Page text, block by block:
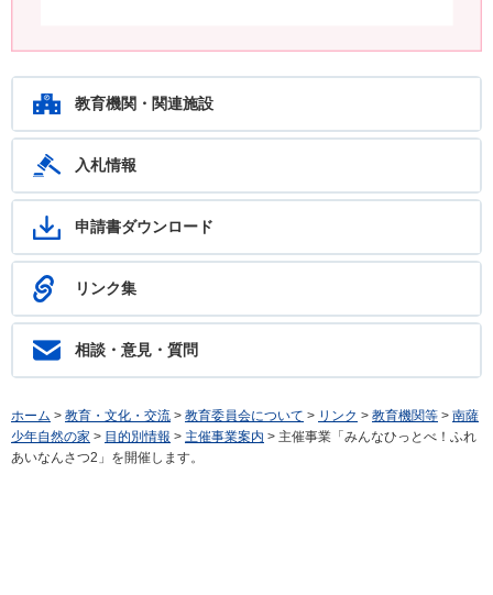
ます。フリーダイヤル：0120-783-574
教育機関・関連施設
入札情報
申請書ダウンロード
リンク集
相談・意見・質問
ホーム > 教育・文化・交流 > 教育委員会について > リンク > 教育機関等 > 南薩
少年自然の家 > 目的別情報 > 主催事業案内 > 主催事業「みんなひっとべ！ふれ
あいなんさつ2」を開催します。